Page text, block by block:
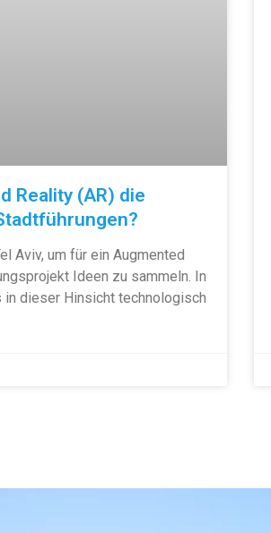
Reality (AR) die
Aviv, um für ein Augmented
Ideen zu sammeln. In
in dieser Hinsicht technologisch